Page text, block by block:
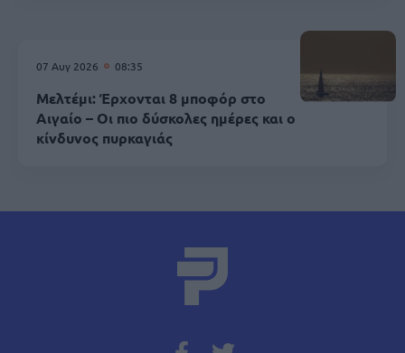
07 Αυγ 2026 08:35
Μελτέμι: Έρχονται 8 μποφόρ στο
Αιγαίο – Οι πιο δύσκολες ημέρες και ο
κίνδυνος πυρκαγιάς